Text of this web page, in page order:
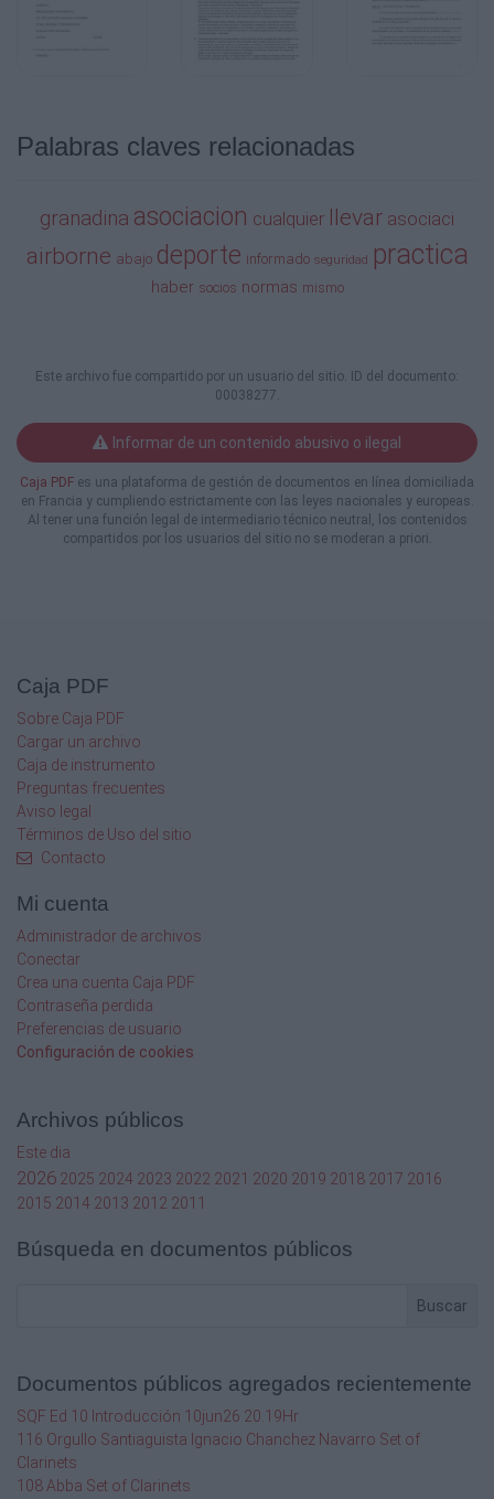
Palabras claves relacionadas
granadina asociacion cualquier llevar asociaci
airborne abajo deporte informado seguridad practica
haber socios normas mismo
Este archivo fue compartido por un usuario del sitio. ID del documento:
00038277.
Informar de un contenido abusivo o ilegal
Caja PDF es una plataforma de gestión de documentos en línea domiciliada
en Francia y cumpliendo estrictamente con las leyes nacionales y europeas.
Al tener una función legal de intermediario técnico neutral, los contenidos
compartidos por los usuarios del sitio no se moderan a priori.
Caja PDF
Sobre Caja PDF
Cargar un archivo
Caja de instrumento
Preguntas frecuentes
Aviso legal
Términos de Uso del sitio
Contacto
Mi cuenta
Administrador de archivos
Conectar
Crea una cuenta Caja PDF
Contraseña perdida
Preferencias de usuario
Configuración de cookies
Archivos públicos
Este dia
2026 2025 2024 2023 2022 2021 2020 2019 2018 2017 2016
2015 2014 2013 2012 2011
Búsqueda en documentos públicos
Buscar
Documentos públicos agregados recientemente
SQF Ed 10 Introducción 10jun26 20.19Hr
116 Orgullo Santiaguista Ignacio Chanchez Navarro Set of
Clarinets
108 Abba Set of Clarinets